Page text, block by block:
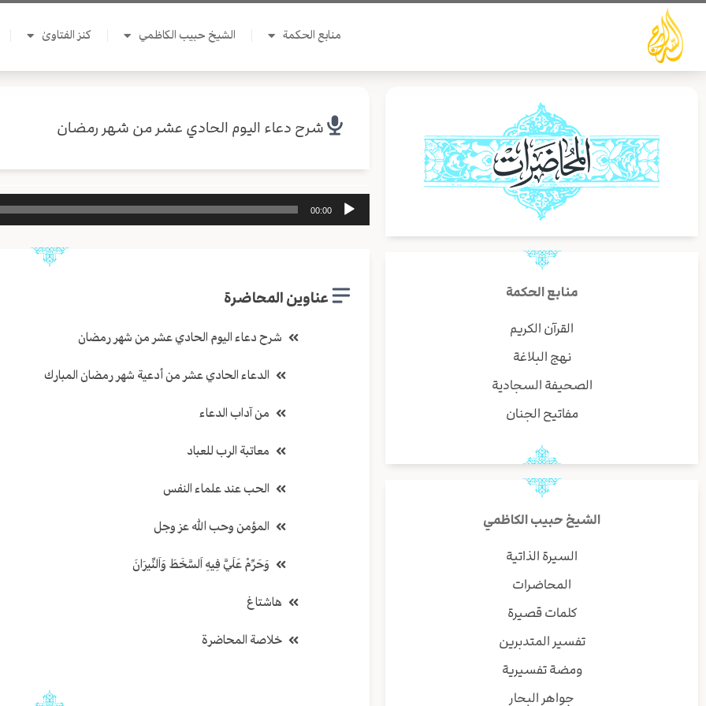
تخطي
المحتوى
منابع الحكمة الشيخ حبيب الكاظمي كنز الفتاوىٰ
منابع الحكمة
القرآن الكريم
نهج البلاغة
الصحيفة السجادية
مفاتيح الجنان
الشيخ حبيب الكاظمي
السيرة الذاتية
المحاضرات
كلمات قصيرة
تفسير المتدبرين
ومضة تفسيرية
جواهر البحار
شرح دعاء اليوم الحادي عشر من شهر رمضان
مشغل
00:00
عناوين المحاضرة
شرح دعاء اليوم الحادي عشر من شهر رمضان
الدعاء الحادي عشر من أدعية شهر رمضان المبارك
من آداب الدعاء
معاتبة الرب للعباد
الحب عند علماء النفس
المؤمن وحب الله عز وجل
وَحَرِّمْ عَلَيَّ فِيهِ اَلسَّخَطَ وَاَلنِّيرَانَ
هاشتاغ
خلاصة المحاضرة